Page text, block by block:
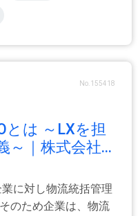
No.155418
とは ～LXを担
～｜株式会社...
に対し物流統括管理
のため企業は、物流